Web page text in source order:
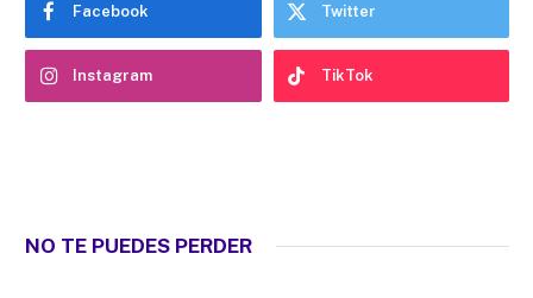
Facebook Twitter
Instagram TikTok
NO TE PUEDES PERDER